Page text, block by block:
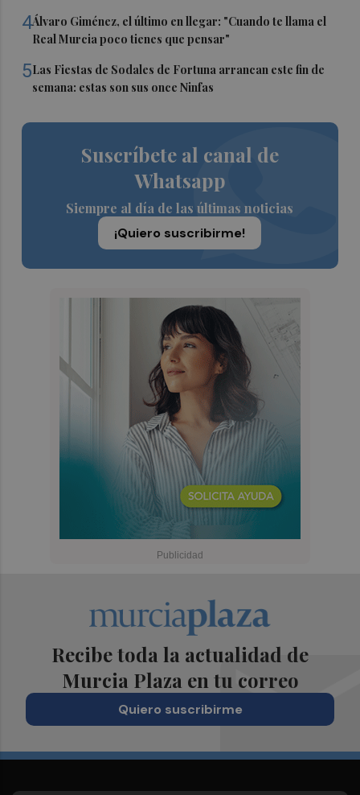
4Álvaro Giménez, el último en llegar: "Cuando te llama el
Real Murcia poco tienes que pensar"
5Las Fiestas de Sodales de Fortuna arrancan este fin de
semana: estas son sus once Ninfas
Suscríbete al canal de
Whatsapp
Siempre al día de las últimas noticias
¡Quiero suscribirme!
Recibe toda la actualidad de
Murcia Plaza en tu correo
Quiero suscribirme